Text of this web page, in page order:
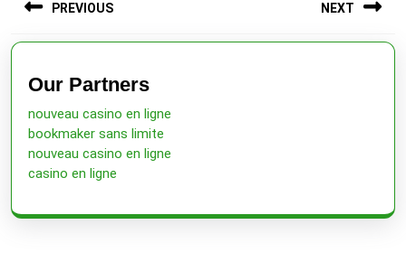
navigation
PREVIOUS
Previous
post:
NEXT
Our Partners
nouveau casino en ligne
bookmaker sans limite
nouveau casino en ligne
casino en ligne